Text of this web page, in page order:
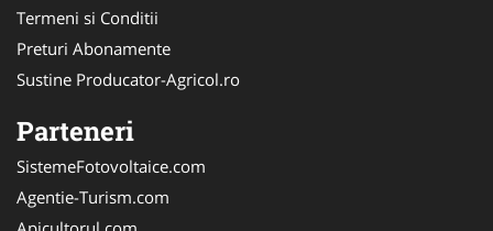
Termeni si Conditii
Preturi Abonamente
Sustine Producator-Agricol.ro
Parteneri
SistemeFotovoltaice.com
Agentie-Turism.com